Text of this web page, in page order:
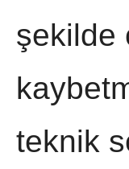
şekilde
teknik